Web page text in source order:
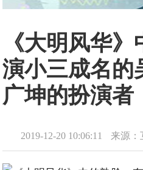
《大明风华
演小三成名的
广坤的扮演者
2019-12-20 10:06:11 来源：